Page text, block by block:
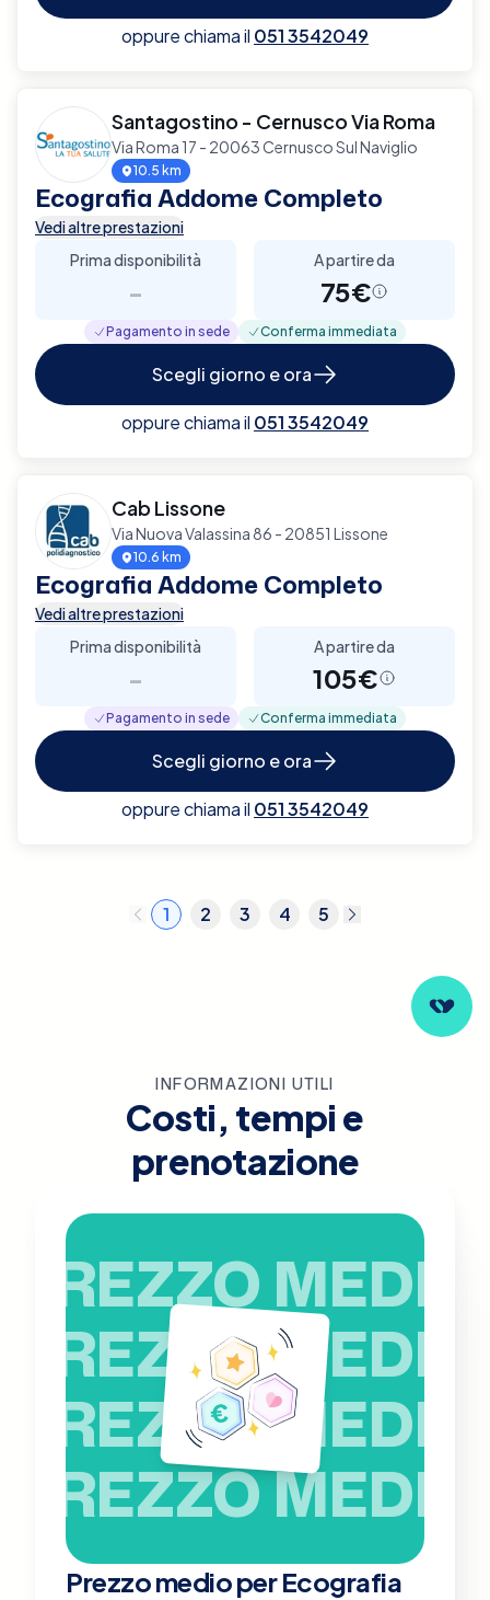
oppure chiama il 051 3542049
Santagostino - Cernusco Via Roma
Via Roma 17 - 20063 Cernusco Sul Naviglio
10.5 km
Ecografia Addome Completo
Vedi altre prestazioni
Prima disponibilità
-
A partire da
75€
Pagamento in sede Conferma immediata
Scegli giorno e ora
oppure chiama il 051 3542049
Cab Lissone
Via Nuova Valassina 86 - 20851 Lissone
10.6 km
Ecografia Addome Completo
Vedi altre prestazioni
Prima disponibilità
-
A partire da
105€
Pagamento in sede Conferma immediata
Scegli giorno e ora
oppure chiama il 051 3542049
1 2 3 4 5
INFORMAZIONI UTILI
Costi, tempi e
prenotazione
PREZZO MEDIO
PREZZO MEDIO
PREZZO MEDIO
PREZZO MEDIO
Prezzo medio per Ecografia